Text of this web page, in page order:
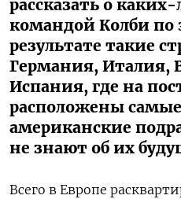
рассказать о
командой Колби по
результате такие
Германия, Италия,
Испания, где на
расположены
американские
не знают об их
Всего в Европе